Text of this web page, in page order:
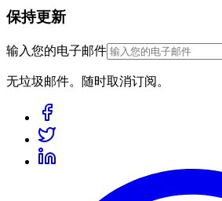
保持更新
输入您的电子邮件
无垃圾邮件。随时取消订阅。